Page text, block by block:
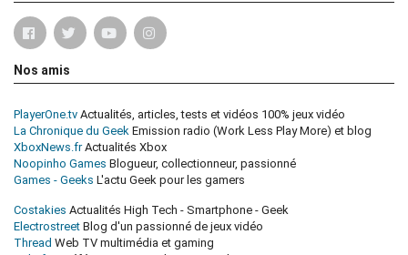
Nos amis
PlayerOne.tv Actualités, articles, tests et vidéos 100% jeux vidéo
La Chronique du Geek Emission radio (Work Less Play More) et blog
XboxNews.frActualités Xbox
Noopinho Games Blogueur, collectionneur, passionné
Games - Geeks L'actu Geek pour les gamers
Costakies Actualités High Tech - Smartphone - Geek
Electrostreet Blog d'un passionné de jeux vidéo
Thread Web TV multimédia et gaming